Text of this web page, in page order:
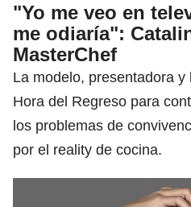
"Yo me veo en
me odiaría":
MasterChef
La modelo, presentadora
Hora del Regreso para
los problemas de
por el reality de cocina.